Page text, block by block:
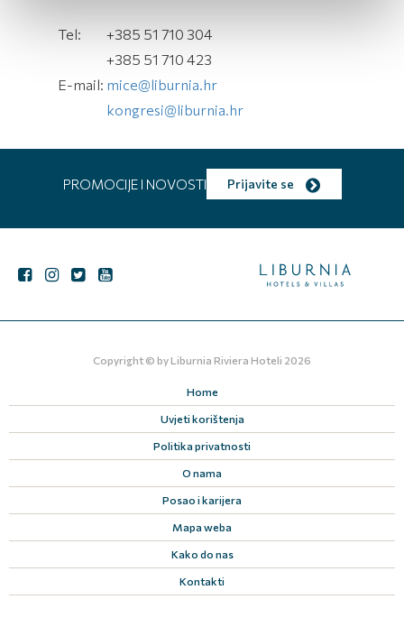
Tel:
+385 51 710 304
+385 51 710 423
E-mail: mice@liburnia.hr
kongresi@liburnia.hr
PROMOCIJE I NOVOSTI Prijavite se
Copyright © by Liburnia Riviera Hoteli 2026
Home
Uvjeti korištenja
Politika privatnosti
O nama
Posao i karijera
Mapa weba
Kako do nas
Kontakti